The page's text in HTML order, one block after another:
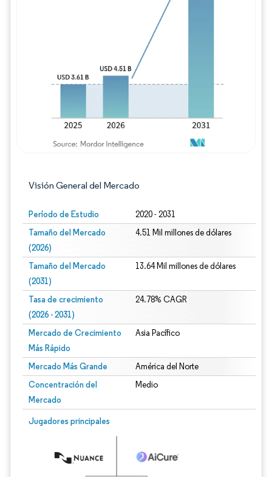
Visión General del Mercado
Período de Estudio 2020 - 2031
Tamaño del Mercado
(2026)
4.51 Mil millones de dólares
Tamaño del Mercado
(2031)
13.64 Mil millones de dólares
Tasa de crecimiento
(2026 - 2031)
24.78% CAGR
Mercado de Crecimiento
Más Rápido
Asia Pacífico
Mercado Más Grande América del Norte
Concentración del
Mercado
Medio
Jugadores principales
Imagen © Mordor Intelligence. El uso requiere atribución según CC BY 4.0.
Imagen © Mordor Intelligence. El uso